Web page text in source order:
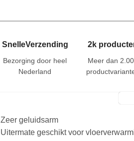
SnelleVerzending
Bezorging door heel
Nederland
2k
Meer dan
Zeer geluidsarm
Uitermate geschikt voor